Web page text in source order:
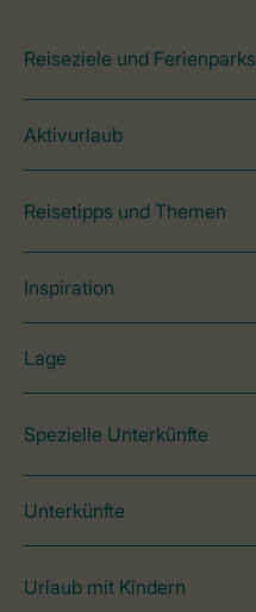
Reiseziele und Ferienparks
Aktivurlaub
Reisetipps und Themen
Inspiration
Lage
Spezielle Unterkünfte
Unterkünfte
Urlaub mit Kindern